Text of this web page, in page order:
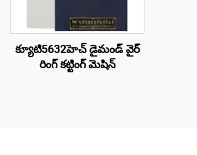
క్యూటి5632హెచ్ డైమండ్ వైర్
రింగ్ కట్టింగ్ మెషిన్